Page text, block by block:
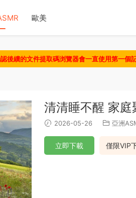
歐美
後續的文件提取碼浏覽器會一直使用第一
清清睡不醒 家庭
2026-05-26 亞洲
僅限VIP
立即下載